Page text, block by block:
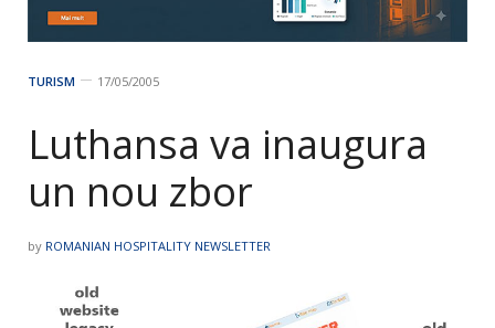
TURISM 17/05/2005
Luthansa va inaugura
un nou zbor
by ROMANIAN HOSPITALITY NEWSLETTER